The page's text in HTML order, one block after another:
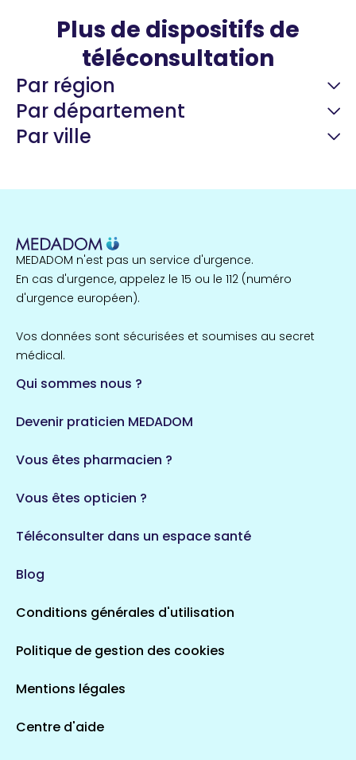
Plus de dispositifs de
téléconsultation
Par région
Île-de-France
857 espaces de santé
124 espaces de santé
Auvergne-Rhône-Alpes
720 espaces de santé
693 espaces de santé
Par département
Côtes-d'Armor
Maine-et-Loire
Loiret
Loir-et-Cher
Par ville
1 espaces de santé
1 espaces de santé
MEDADOM n'est pas un service d'urgence.
En cas d'urgence, appelez le 15 ou le 112 (numéro
d'urgence européen).
Vos données sont sécurisées et soumises au secret
médical.
Qui sommes nous ?
Devenir praticien MEDADOM
Vous êtes pharmacien ?
Vous êtes opticien ?
Téléconsulter dans un espace santé
Blog
Conditions générales d'utilisation
Politique de gestion des cookies
Mentions légales
Centre d'aide